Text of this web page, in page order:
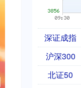
深证成指
沪深300
北证50